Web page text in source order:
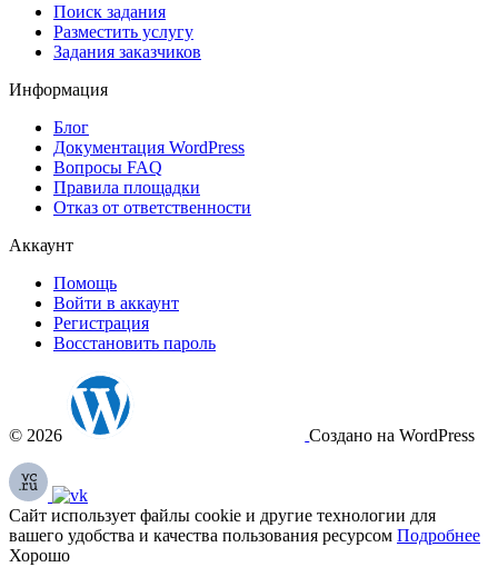
Поиск задания
Разместить услугу
Задания заказчиков
Информация
Блог
Документация WordPress
Вопросы FAQ
Правила площадки
Отказ от ответственности
Аккаунт
Помощь
Войти в аккаунт
Регистрация
Восстановить пароль
© 2026 Создано на WordPress
Сайт использует файлы cookie и другие технологии для
вашего удобства и качества пользования ресурсом Подробнее
Хорошо